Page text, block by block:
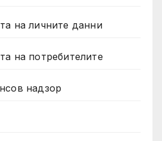
на личните данни
на потребителите
надзор